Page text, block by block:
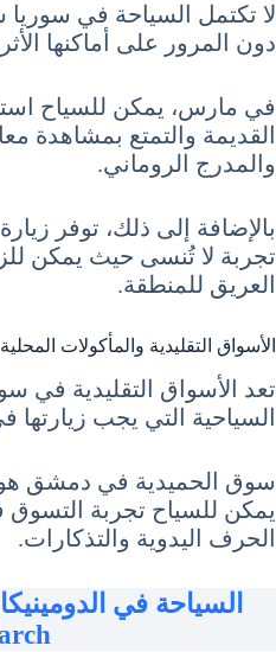
دون المرور على أماكنها
في مارس، يمكن للسياح
القديمة والتمتع بمشاهدة
والمدرج الروماني.
بالإضافة إلى ذلك، توفر
تجربة لا تُنسى حيث يمكن
العريق للمنطقة.
الأسواق التقليدية والمأكولات المحلية
تعد الأسواق التقليدية في
السياحية التي يجب
سوق الحميدية في دمشق
يمكن للسياح تجربة التسوق
الحرف اليدوية والتذكارات.